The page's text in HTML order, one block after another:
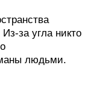
за угла никто
людьми.